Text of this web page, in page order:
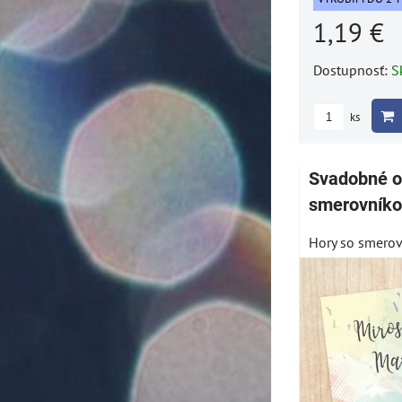
1,19 €
Dostupnosť:
ks
Svadobné
Hory so